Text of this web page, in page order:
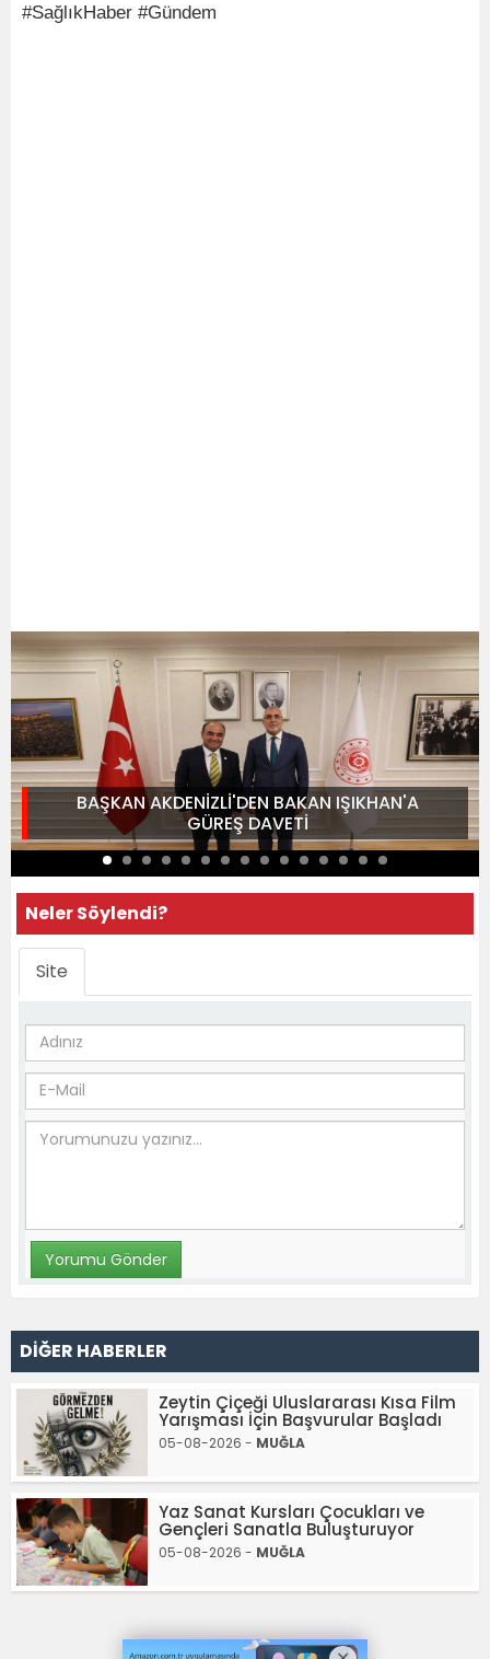
#SağlıkHaber #Gündem
BAŞKAN AKDENİZLİ'DEN BAKAN IŞIKHAN'A
GÜREŞ DAVETİ
Neler Söylendi?
Site
DİĞER HABERLER
Zeytin Çiçeği Uluslararası Kısa Film
Yarışması İçin Başvurular Başladı
05-08-2026 - MUĞLA
Yaz Sanat Kursları Çocukları ve
Gençleri Sanatla Buluşturuyor
05-08-2026 - MUĞLA